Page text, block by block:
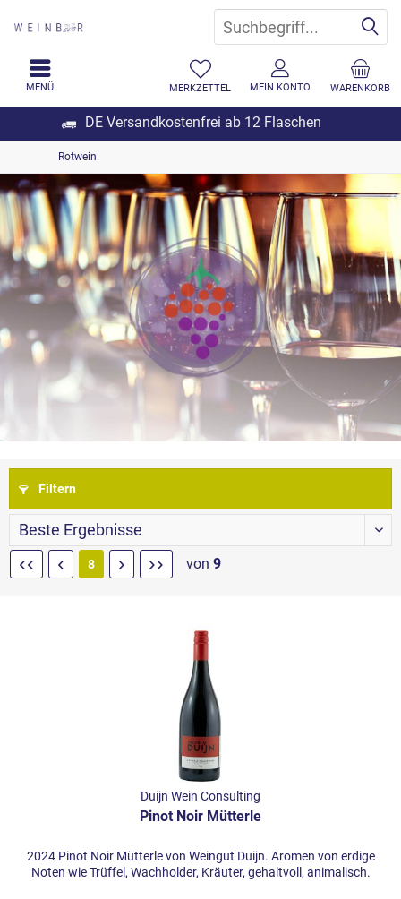
DE Versandkostenfrei ab 12 Flaschen
WARENKORB
MERKZETTEL MEIN KONTO
MENÜ
Rotwein
Filtern
8 von 9
Duijn Wein Consulting
Pinot Noir Mütterle
2024 Pinot Noir Mütterle von Weingut Duijn. Aromen von erdige
Noten wie Trüffel, Wachholder, Kräuter, gehaltvoll, animalisch.